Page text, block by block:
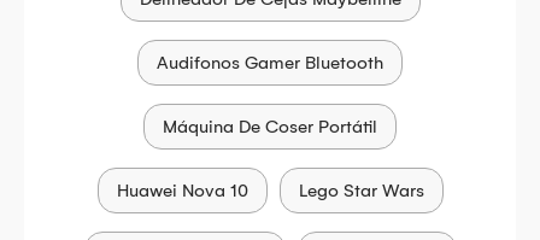
Audifonos Gamer Bluetooth
Máquina De Coser Portátil
Huawei Nova 10 Lego Star Wars